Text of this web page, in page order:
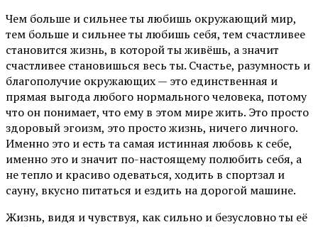
Чем больше и сильнее ты любишь окружающий мир,
тем больше и сильнее ты любишь себя, тем счастливее
становится жизнь, в которой ты живёшь, а значит
счастливее становишься весь ты. Счастье, разумность и
благополучие окружающих — это единственная и
прямая выгода любого нормального человека, потому
что он понимает, что ему в этом мире жить. Это просто
здоровый эгоизм, это просто жизнь, ничего личного.
Именно это и есть та самая истинная любовь к себе,
именно это и значит по-настоящему полюбить себя, а
не тепло и красиво одеваться, ходить в спортзал и
сауну, вкусно питаться и ездить на дорогой машине.
Жизнь, видя и чувствуя, как сильно и безусловно ты её